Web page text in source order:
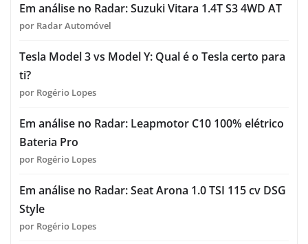
Em análise no Radar: Suzuki Vitara 1.4T S3 4WD AT
por Radar Automóvel
Tesla Model 3 vs Model Y: Qual é o Tesla certo para
ti?
por Rogério Lopes
Em análise no Radar: Leapmotor C10 100% elétrico
Bateria Pro
por Rogério Lopes
Em análise no Radar: Seat Arona 1.0 TSI 115 cv DSG
Style
por Rogério Lopes